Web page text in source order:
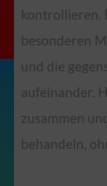
kontrollieren.
besonderen
und die
aufeinander.
zusammen
behandeln,